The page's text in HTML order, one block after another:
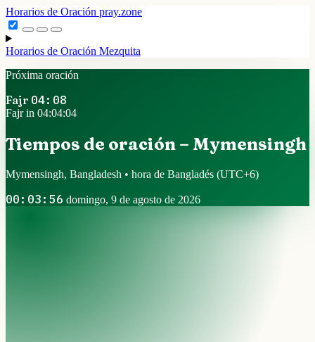
Horarios de Oración pray.zone
Horarios de Oración Mezquita
Próxima oración
Fajr 04:08
Fajr in 04:04:03
Tiempos de oración – Mymensingh
Mymensingh, Bangladesh • hora de Bangladés (UTC+6)
00:03:57 domingo, 9 de agosto de 2026